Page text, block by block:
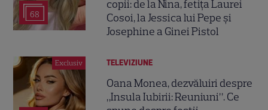
68
copii: de la Nina, fetița Laurei
Cosoi, la Jessica lui Pepe și
Josephine a Ginei Pistol
Exclusiv TELEVIZIUNE
Oana Monea, dezvăluiri despre
„Insula Iubirii: Reuniuni”. Ce